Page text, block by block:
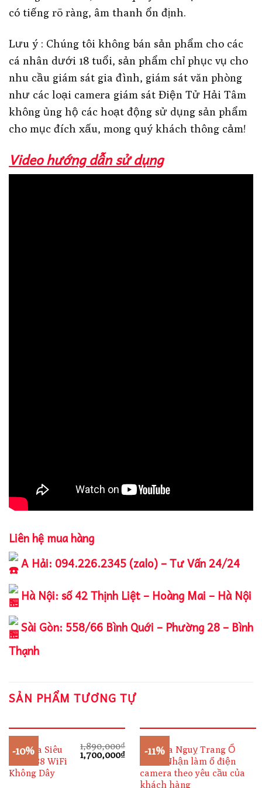
có tiếng rõ ràng, âm thanh ổn định.
Lưu ý : Chúng tôi không bán sản phẩm cho các
cá nhân dưới 18 tuổi, sản phẩm chỉ phục vụ cho
nhu cầu giám sát gia đình, giám sát văn phòng
như các loại camera giám sát Điện Tử Hải Tâm
không ủng hộ các hoạt động sử dụng sản phẩm
cho mục đích xấu, mong quý khách thông cảm!
Video hướng dẫn sử dụng
Liên hệ mua hàng
A Hải: 094.226.2345 (zalo) – Tư Vấn 24/24
Hà Nội: số 42 Thịnh Liệt – Hoàng Mai – Hà Nội
Sài Gòn: 558/66 Bình Quới – Phường 28 – Bình
Thạnh
SẢN PHẨM TƯƠNG TỰ
-10%
Camera Siêu
Nhỏ S88 WiFi
Không Dây
1,890,000₫
Giá
1,700,000₫Giá
hiện
-11%
Camera Nguỵ Trang Ổ
Điện, Nhận làm ổ điện
camera theo yêu cầu của
khách hàng